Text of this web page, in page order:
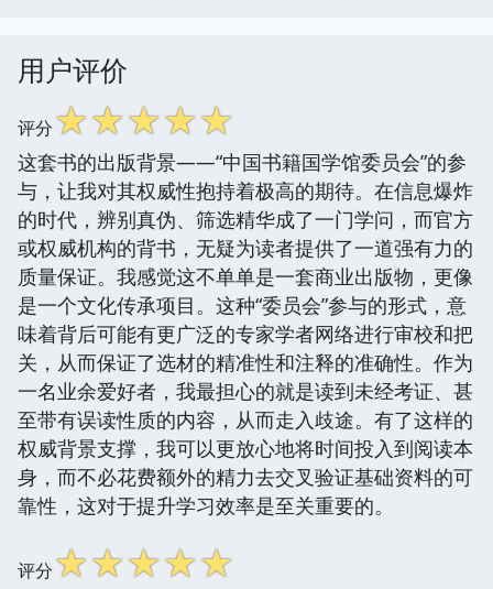
用户评价
评分☆☆☆☆☆
这套书的出版背景——“中国书籍国学馆委员会”的参
与，让我对其权威性抱持着极高的期待。在信息爆炸
的时代，辨别真伪、筛选精华成了一门学问，而官方
或权威机构的背书，无疑为读者提供了一道强有力的
质量保证。我感觉这不单单是一套商业出版物，更像
是一个文化传承项目。这种“委员会”参与的形式，意
味着背后可能有更广泛的专家学者网络进行审校和把
关，从而保证了选材的精准性和注释的准确性。作为
一名业余爱好者，我最担心的就是读到未经考证、甚
至带有误读性质的内容，从而走入歧途。有了这样的
权威背景支撑，我可以更放心地将时间投入到阅读本
身，而不必花费额外的精力去交叉验证基础资料的可
靠性，这对于提升学习效率是至关重要的。
评分☆☆☆☆☆